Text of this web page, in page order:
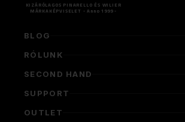
KIZÁRÓLAGOS PINARELLO ÉS WILIER
MÁRKAKÉPVISELET - Anno 1999 -
BLOG
RÓLUNK
SECOND HAND
SUPPORT
OUTLET